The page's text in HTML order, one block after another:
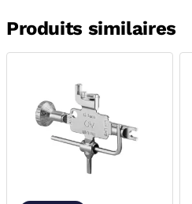
Produits similaires